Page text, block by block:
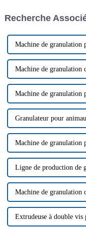
Recherche
Machine de granulation
Machine de granulation
Machine de granulation
Granulateur pour
Machine de granulation
Ligne de production de
Machine de granulation
Extrudeuse à double